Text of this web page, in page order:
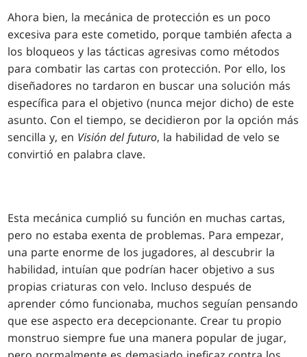
Ahora bien, la mecánica de protección es un poco
excesiva para este cometido, porque también afecta a
los bloqueos y las tácticas agresivas como métodos
para combatir las cartas con protección. Por ello, los
diseñadores no tardaron en buscar una solución más
específica para el objetivo (nunca mejor dicho) de este
asunto. Con el tiempo, se decidieron por la opción más
sencilla y, en Visión del futuro, la habilidad de velo se
convirtió en palabra clave.
Esta mecánica cumplió su función en muchas cartas,
pero no estaba exenta de problemas. Para empezar,
una parte enorme de los jugadores, al descubrir la
habilidad, intuían que podrían hacer objetivo a sus
propias criaturas con velo. Incluso después de
aprender cómo funcionaba, muchos seguían pensando
que ese aspecto era decepcionante. Crear tu propio
monstruo siempre fue una manera popular de jugar,